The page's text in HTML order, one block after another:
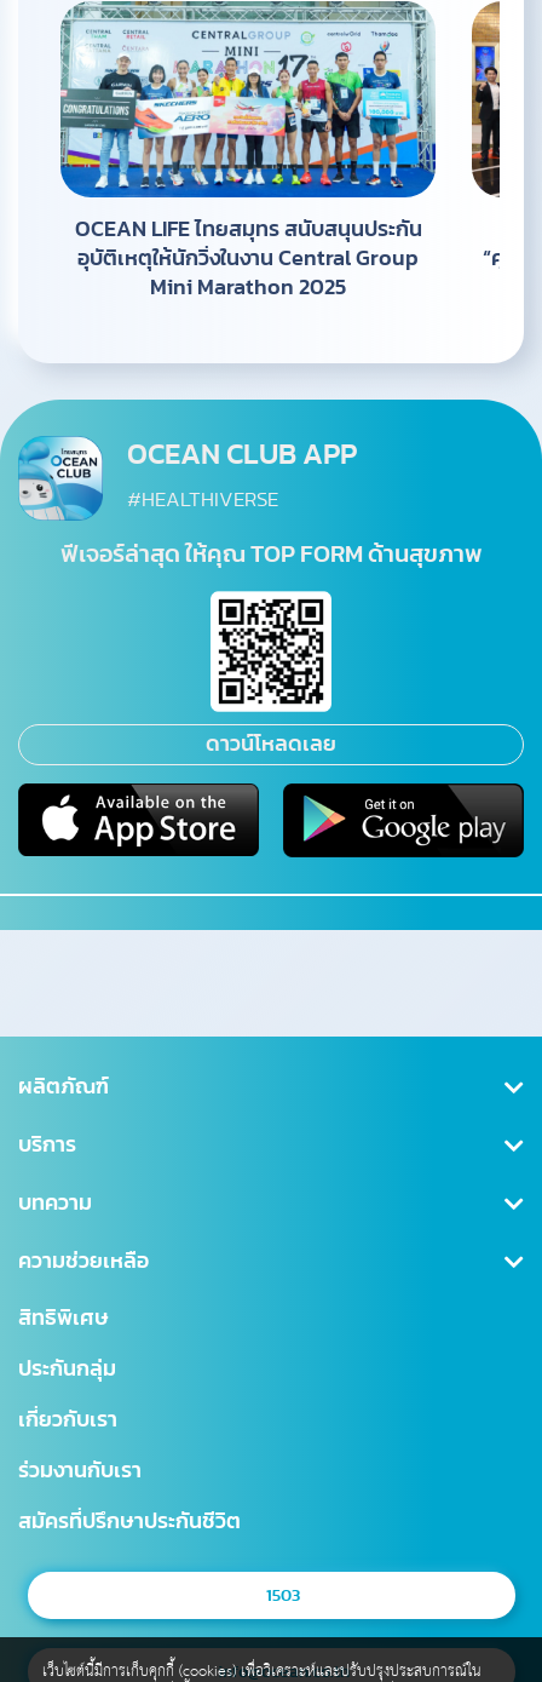
OCEAN LIFE ไทยสมุทร สนับสนุนประกัน
อุบัติเหตุให้นักวิ่งในงาน Central Group
Mini Marathon 2025
“คุณวุ
OCEAN CLUB APP
#HEALTHIVERSE
ฟีเจอร์ล่าสุด ให้คุณ TOP FORM ด้านสุขภาพ
ดาวน์โหลดเลย
ผลิตภัณฑ์
คุ้มครองสุขภาพ
คุ้มครองอุบัติเหตุ
ประกันชีวิตควบการลงทุน
บริการ
สมัครสมาชิก/เข้าสู่ระบบ
การเรียกร้องค่าสินไหม
การเปลี่ยนแปลงกรมธรรม์
บริการอื่นๆ
มาตรฐานการให้บริการธุรกิจประกันชีวิต (SLA)
บทความ
ข่าวสาร CSR
ความช่วยเหลือ
สำนักงานใหญ่
สาขาไทยสมุทร
แผนผังเว็บไซต์
สิทธิพิเศษ
ประกันกลุ่ม
เกี่ยวกับเรา
ร่วมงานกับเรา
สมัครที่ปรึกษาประกันชีวิต
1503
info@ocean.co.th
เว็บไซต์นี้มีการเก็บคุกกี้ (cookies) เพื่อวิเคราะห์และปรับปรุงประสบการณ์ใน